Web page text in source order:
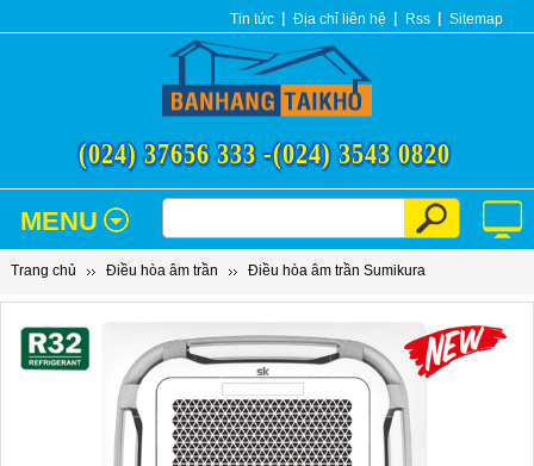
Tin tức Địa chỉ liên hệ Rss Sitemap
(024) 37656 333 -(024) 3543 0820
MENU
Trang chủ Điều hòa âm trần Điều hòa âm trần Sumikura